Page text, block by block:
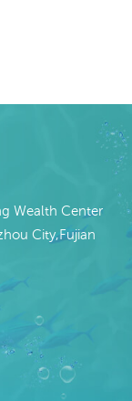
Wealth Center
City,Fujian